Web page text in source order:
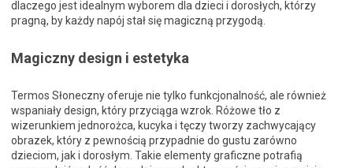
dlaczego jest idealnym wyborem dla dzieci i dorosłych, którzy
pragną, by każdy napój stał się magiczną przygodą.
Magiczny design i estetyka
Termos Słoneczny oferuje nie tylko funkcjonalność, ale również
wspaniały design, który przyciąga wzrok. Różowe tło z
wizerunkiem jednorożca, kucyka i tęczy tworzy zachwycający
obrazek, który z pewnością przypadnie do gustu zarówno
dzieciom, jak i dorosłym. Takie elementy graficzne potrafią